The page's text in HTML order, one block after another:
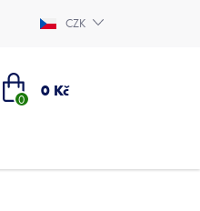
CZK
Nákupní
0 Kč